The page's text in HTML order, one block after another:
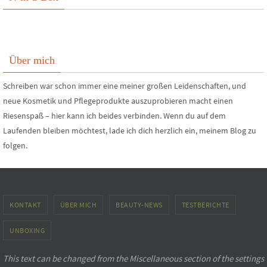
Über mich
Schreiben war schon immer eine meiner großen Leidenschaften, und
neue Kosmetik und Pflegeprodukte auszuprobieren macht einen
Riesenspaß – hier kann ich beides verbinden. Wenn du auf dem
Laufenden bleiben möchtest, lade ich dich herzlich ein, meinem Blog zu
folgen.
KONTAKT ÜBER MICH BEAUTY-NEWS TESTBERICHTE
UNBOXING
This text can be changed from the Miscellaneous section of the settings